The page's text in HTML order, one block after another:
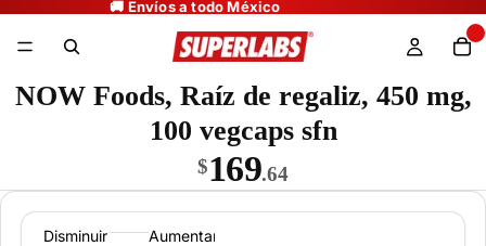
NOW Foods, Raíz de regaliz, 450 mg,
100 vegcaps sfn
$169.64
Disminuir
Aumentar